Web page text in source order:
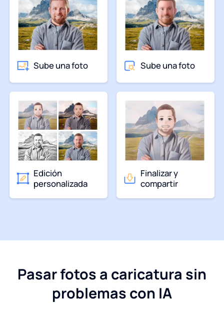
Sube una foto Sube una foto
Edición
personalizada
Finalizar y
compartir
Pasar fotos a caricatura sin
problemas con IA